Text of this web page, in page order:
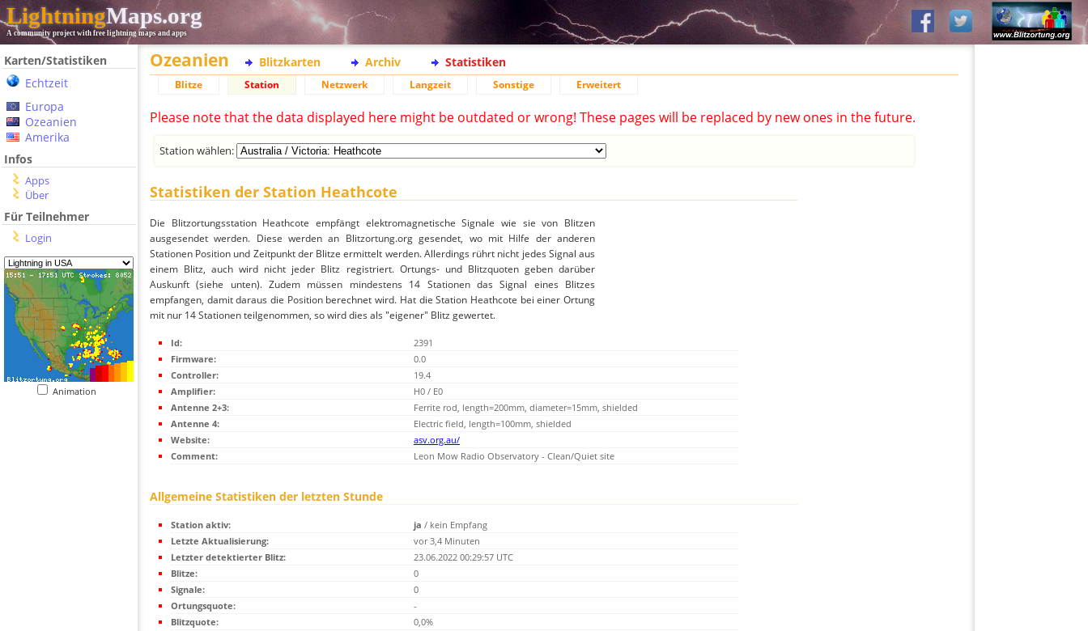
LightningMaps.org
A community project with free lightning maps and apps
Karten/Statistiken
Echtzeit
Europa
Ozeanien
Amerika
Infos
Apps
Über
Für Teilnehmer
Login
Animation
Ozeanien Blitzkarten Archiv Statistiken
Blitze Station Netzwerk Langzeit Sonstige Erweitert
Please note that the data displayed here might be outdated or wrong! These pages will be replaced by new ones in the future.
Station wählen:
Statistiken der Station Heathcote
Die Blitzortungsstation Heathcote empfängt elektromagnetische Signale wie sie von Blitzen
ausgesendet werden. Diese werden an Blitzortung.org gesendet, wo mit Hilfe der anderen
Stationen Position und Zeitpunkt der Blitze ermittelt werden. Allerdings rührt nicht jedes Signal aus
einem Blitz, auch wird nicht jeder Blitz registriert. Ortungs- und Blitzquoten geben darüber
Auskunft (siehe unten). Zudem müssen mindestens 14 Stationen das Signal eines Blitzes
empfangen, damit daraus die Position berechnet wird. Hat die Station Heathcote bei einer Ortung
mit nur 14 Stationen teilgenommen, so wird dies als "eigener" Blitz gewertet.
Id:
2391
Firmware:
0.0
Controller:
19.4
Amplifier:
H0 / E0
Antenne 2+3:
Ferrite rod, length=200mm, diameter=15mm, shielded
Antenne 4:
Electric field, length=100mm, shielded
Website:
asv.org.au/
Comment:
Leon Mow Radio Observatory - Clean/Quiet site
Allgemeine Statistiken der letzten Stunde
Station aktiv: ja / kein Empfang
Letzte Aktualisierung:
vor 3,4 Minuten
Letzter detektierter Blitz:
23.06.2022 00:29:57 UTC
Blitze:
0
Signale:
0
Ortungsquote:
-
Blitzquote:
0,0%